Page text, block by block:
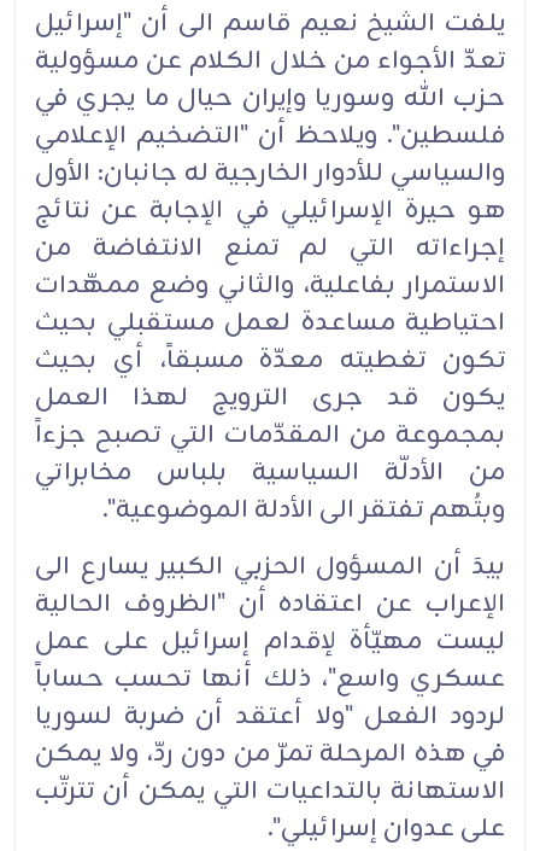
يلفت الشيخ نعيم قاسم الى أن "إسرائيل
تعدّ الأجواء من خلال الكلام عن مسؤولية
حزب الله وسوريا وإيران حيال ما يجري في
فلسطين". ويلاحظ أن "التضخيم الإعلامي
والسياسي للأدوار الخارجية له جانبان: الأول
هو حيرة الإسرائيلي في الإجابة عن نتائج
إجراءاته التي لم تمنع الانتفاضة من
الاستمرار بفاعلية، والثاني وضع ممهّدات
احتياطية مساعدة لعمل مستقبلي بحيث
تكون تغطيته معدّة مسبقاً، أي بحيث
يكون قد جرى الترويج لهذا العمل
بمجموعة من المقدّمات التي تصبح جزءاً
من الأدلّة السياسية بلباس مخابراتي
وبتُهم تفتقر الى الأدلة الموضوعية".‏
بيدَ أن المسؤول الحزبي الكبير يسارع الى
الإعراب عن اعتقاده أن "الظروف الحالية
ليست مهيّأة لإقدام إسرائيل على عمل
عسكري واسع"، ذلك أنها تحسب حساباً
لردود الفعل "ولا أعتقد أن ضربة لسوريا
في هذه المرحلة تمرّ من دون ردّ، ولا يمكن
الاستهانة بالتداعيات التي يمكن أن تترتّب
على عدوان إسرائيلي".‏